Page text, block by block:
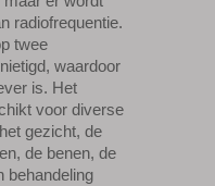
radiofrequentie.
twee
waardoor
is. Het
voor diverse
gezicht, de
de benen, de
behandeling